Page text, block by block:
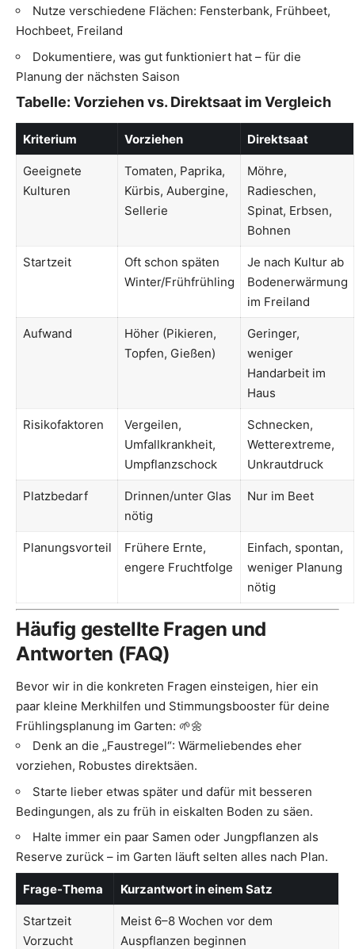
Nutze verschiedene Flächen: Fensterbank, Frühbeet,
Hochbeet, Freiland
Dokumentiere, was gut funktioniert hat – für die
Planung der nächsten Saison
Tabelle: Vorziehen vs. Direktsaat im Vergleich
Kriterium Vorziehen Direktsaat
Geeignete
Kulturen
Tomaten, Paprika,
Kürbis, Aubergine,
Sellerie
Möhre,
Radieschen,
Spinat, Erbsen,
Bohnen
Startzeit
Oft schon späten
Winter/Frühfrühling
Je nach Kultur ab
Bodenerwärmung
im Freiland
Aufwand
Höher (Pikieren,
Topfen, Gießen)
Geringer,
weniger
Handarbeit im
Haus
Risikofaktoren
Vergeilen,
Umfallkrankheit,
Umpflanzschock
Schnecken,
Wetterextreme,
Unkrautdruck
Platzbedarf
Drinnen/unter Glas
nötig
Nur im Beet
Planungsvorteil
Frühere Ernte,
engere Fruchtfolge
Einfach, spontan,
weniger Planung
nötig
Häufig gestellte Fragen und
Antworten (FAQ)
Bevor wir in die konkreten Fragen einsteigen, hier ein
paar kleine Merkhilfen und Stimmungsbooster für deine
Frühlingsplanung im Garten: 🌱🌼
Denk an die „Faustregel“: Wärmeliebendes eher
vorziehen, Robustes direktsäen.
Starte lieber etwas später und dafür mit besseren
Bedingungen, als zu früh in eiskalten Boden zu säen.
Halte immer ein paar Samen oder Jungpflanzen als
Reserve zurück – im Garten läuft selten alles nach Plan.
Frage-Thema Kurzantwort in einem Satz
Startzeit
Vorzucht
Meist 6–8 Wochen vor dem
Auspflanzen beginnen